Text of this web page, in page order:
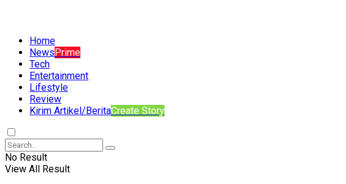
Home
NewsPrime
Tech
Entertainment
Lifestyle
Review
Kirim Artikel/BeritaCreate Story
No Result
View All Result